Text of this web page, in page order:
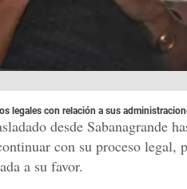
legales con relación a sus
desde Sabanagrande
con su proceso legal,
a su favor.